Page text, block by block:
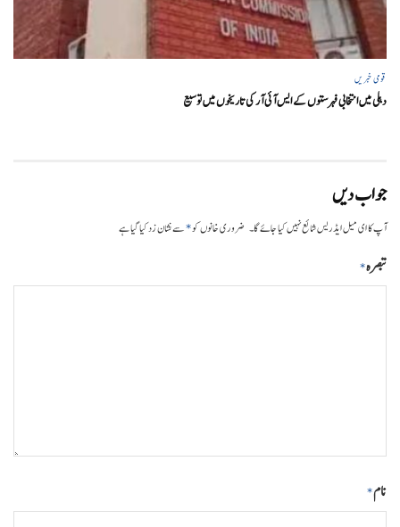
قومی خبریں
دہلی میں انتخابی فہرستوں کے ایس آئی آر کی تاریخوں میں توسیع
جواب دیں
آپ کا ای میل ایڈریس شائع نہیں کیا جائے گا۔ ضروری خانوں کو*سے نشان زد کیا گیا ہے
تبصرہ*
نام*